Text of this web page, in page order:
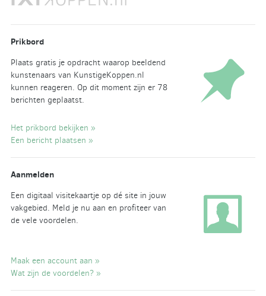
Prikbord
Plaats gratis je opdracht waarop beeldend
kunstenaars van KunstigeKoppen.nl
kunnen reageren. Op dit moment zijn er 78
berichten geplaatst.
Het prikbord bekijken »
Een bericht plaatsen »
Aanmelden
Een digitaal visitekaartje op dé site in jouw
vakgebied. Meld je nu aan en profiteer van
de vele voordelen.
Maak een account aan »
Wat zijn de voordelen? »